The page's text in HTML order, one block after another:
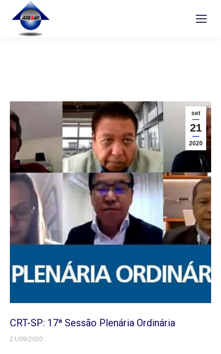
set
21
2020
CRT-SP: 17ª Sessão Plenária Ordinária
21/09/2020